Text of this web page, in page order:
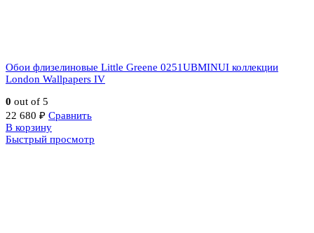
Обои флизелиновые Little Greene 0251UBMINUI коллекции
London Wallpapers IV
0 out of 5
22 680 ₽ Сравнить
В корзину
Быстрый просмотр